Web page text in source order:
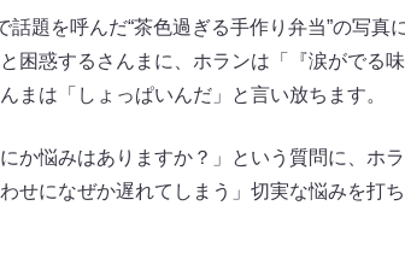
話題を呼んだ“茶色過ぎる手作り弁当”の写
困惑するさんまに、ホランは「『涙がでる
まは「しょっぱいんだ」と言い放ちます。
か悩みはありますか？」という質問に、ホ
せになぜか遅れてしまう」切実な悩みを打ち